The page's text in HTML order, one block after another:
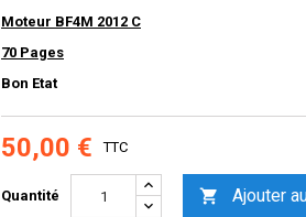
Moteur BF4M 2012 C
70 Pages
Bon Etat
50,00 € TTC
Quantité  Ajouter